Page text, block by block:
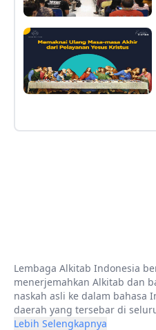
Lembaga Alkitab Indonesia
menerjemahkan Alkitab dan
naskah asli ke dalam bahasa
daerah yang tersebar di
Lebih Selengkapnya